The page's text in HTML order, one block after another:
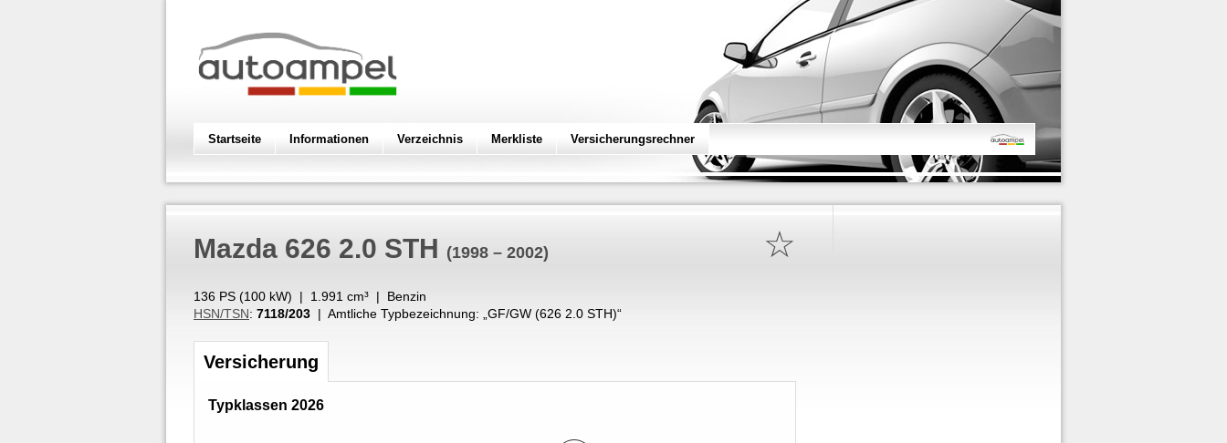
Startseite Informationen Verzeichnis Merkliste Versicherungsrechner
☆
Mazda 626 2.0 STH (1998 – 2002)
136 PS (100 kW) | 1.991 cm³ | Benzin
HSN/TSN: 7118/203 | Amtliche Typbezeichnung: „ GF/GW (626 2.0 STH)“
Versicherung
Typklassen 2026